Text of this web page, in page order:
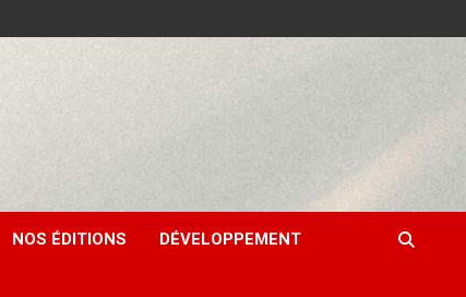
NOS ÉDITIONS DÉVELOPPEMENT